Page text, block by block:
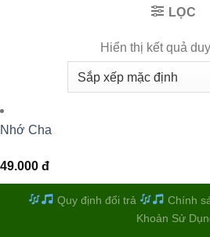
LỌC
Hiển thị kết quả
Nhớ Cha
49.000 đ
Quy định đổi trả Chính
Khoản Sử